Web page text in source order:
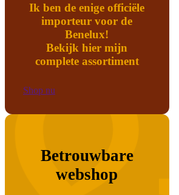
Ik ben de enige officiële
importeur voor de
Benelux!
Bekijk hier mijn
complete assortiment
Shop nu
Betrouwbare
webshop